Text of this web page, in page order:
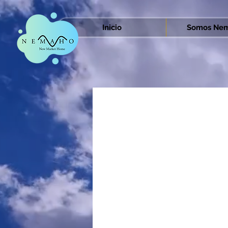
Inicio Somos